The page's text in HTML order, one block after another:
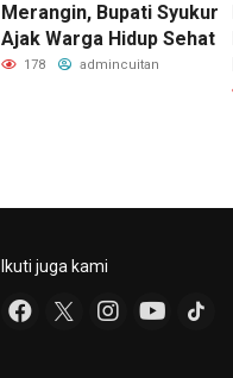
Merangin, Bupati Syukur
Ajak Warga Hidup Sehat
178 admincuitan
Ikuti juga kami